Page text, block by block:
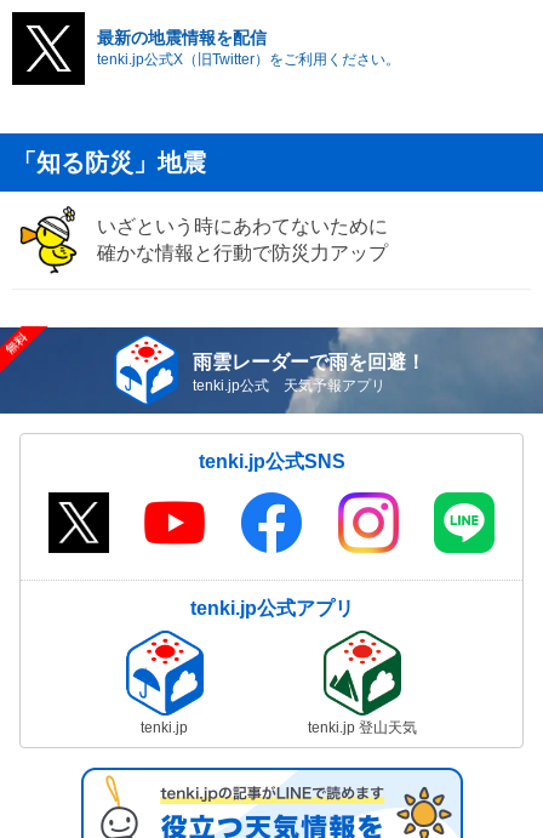
最新の地震情報を配信
tenki.jp公式X（旧Twitter）をご利用ください。
「知る防災」地震
いざという時にあわてないために
確かな情報と行動で防災力アップ
雨雲レーダーで雨を回避！
tenki.jp公式 天気予報アプリ
tenki.jp公式SNS
tenki.jp公式アプリ
tenki.jp tenki.jp 登山天気